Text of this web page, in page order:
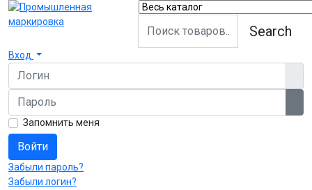
Search
Вход
Логин
Пароль
Запомнить меня
Войти
Забыли пароль?
Забыли логин?